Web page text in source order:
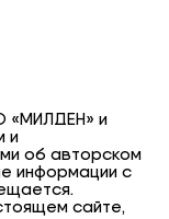
«МИЛДЕН» и
и
об авторском
информации с
сайте,